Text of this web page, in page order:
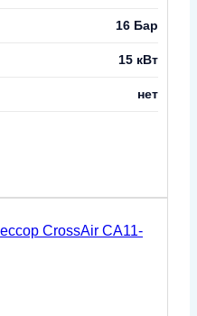
16 Бар
15 кВт
нет